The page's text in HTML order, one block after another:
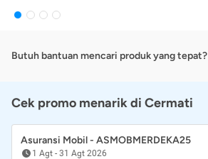
Butuh bantuan mencari produk yang tepat?
Cek promo menarik di Cermati
Asuransi Mobil - ASMOBMERDEKA25
1 Agt - 31 Agt 2026